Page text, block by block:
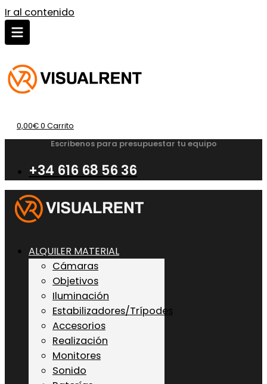
Ir al contenido
0,00€0 Carrito
Escribenos para presupuestar tu equipo
+34 616 68 56 36
ALQUILER MATERIAL
Cámaras
Objetivos
Iluminación
Estabilizadores/Trípodes
Accesorios
Realización
Monitores
Sonido